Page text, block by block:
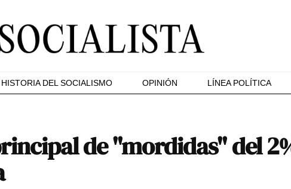
HISTORIA DEL SOCIALISMO OPINIÓN LÍNEA POLÍTICA
de "mordidas" del